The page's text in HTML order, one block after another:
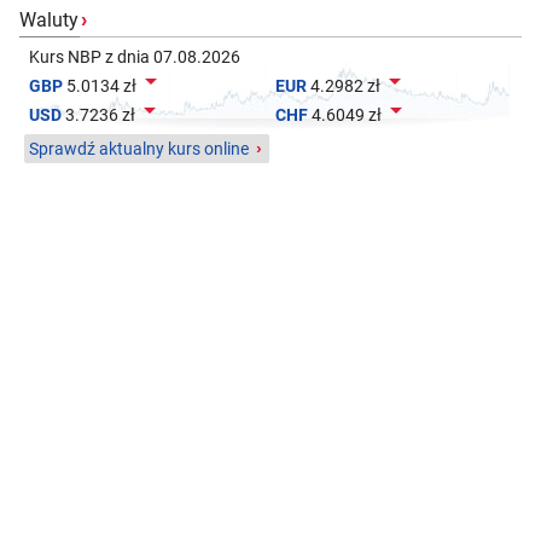
Waluty›
Kurs NBP z dnia 07.08.2026
GBP 5.0134 zł  EUR4.2982 zł
USD3.7236 zł CHF4.6049 zł 
Sprawdź aktualny kurs online ›